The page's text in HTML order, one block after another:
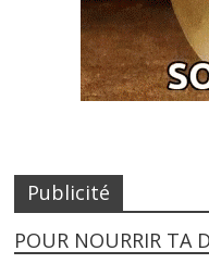
Publicité
POUR NOURRIR TA